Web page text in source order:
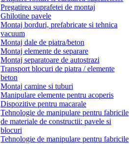
Pregatirea suprafetei de montaj
Ghilotine pavele
Montaj borduri, prefabricate si tehnica
vacuum
Montaj dale de piatra/beton
Montaj elemente de separare
Montaj separatoare de autostrazi
Transport blocuri de piatra / elemente
beton
Montaj camine si tuburi
Manipulare elemente pentru acoperis
Dispozitive pentru macarale
Tehnologie de manipulare pentru fabricile
de materiale de constructii: pavele si
blocuri
Tehnologie de manipulare pentru fabricile